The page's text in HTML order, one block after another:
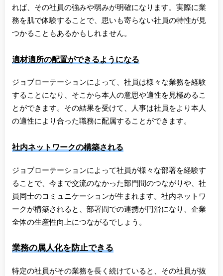
れば、その社員の強みや弱みが明確になります。実際に業
務を肌で体験することで、思いも寄らない社員の特性が見
つかることもあるかもしれません。
適材適所の配置ができるようになる
ジョブローテーションによって、社員は様々な業務を経験
することになり、そこから本人の意思や適性を見極めるこ
とができます。その結果を受けて、人事は社員をより本人
の適性により合った職務に配属することができます。
社内ネットワークの構築される
ジョブローテーションによって社員が様々な部署を経験す
ることで、今まで交流のなかった部門間のつながりや、社
員同士のコミュニケーションが生まれます。社内ネットワ
ークが構築されると、部署間での連携が円滑になり、企業
全体の生産性向上につながるでしょう。
業務の属人化を防止できる
特定の社員がその業務を長く続けていると、その社員が抜